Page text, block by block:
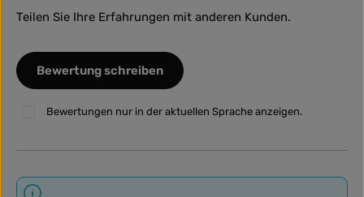
Teilen Sie Ihre Erfahrungen mit anderen Kunden.
Bewertung schreiben
Bewertungen nur in der aktuellen Sprache anzeigen.